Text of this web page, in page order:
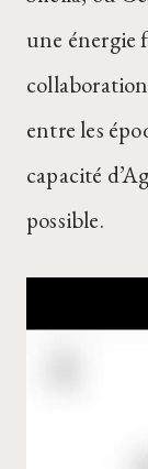
une énergie
entre les
capacité
possible.